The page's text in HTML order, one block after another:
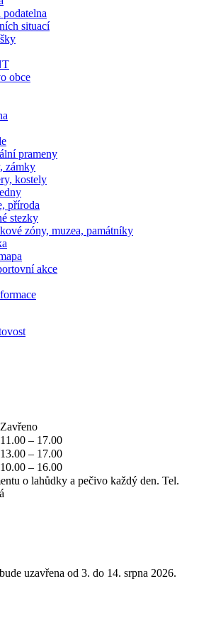
situací
obce
prameny
zámky
kostely
příroda
stezky
zóny, muzea, památníky
akce
Zavřeno
11.00 – 17.00
13.00 – 17.00
10.00 – 16.00
o lahůdky a pečivo každý den. Tel.
uzavřena od 3. do 14. srpna 2026.